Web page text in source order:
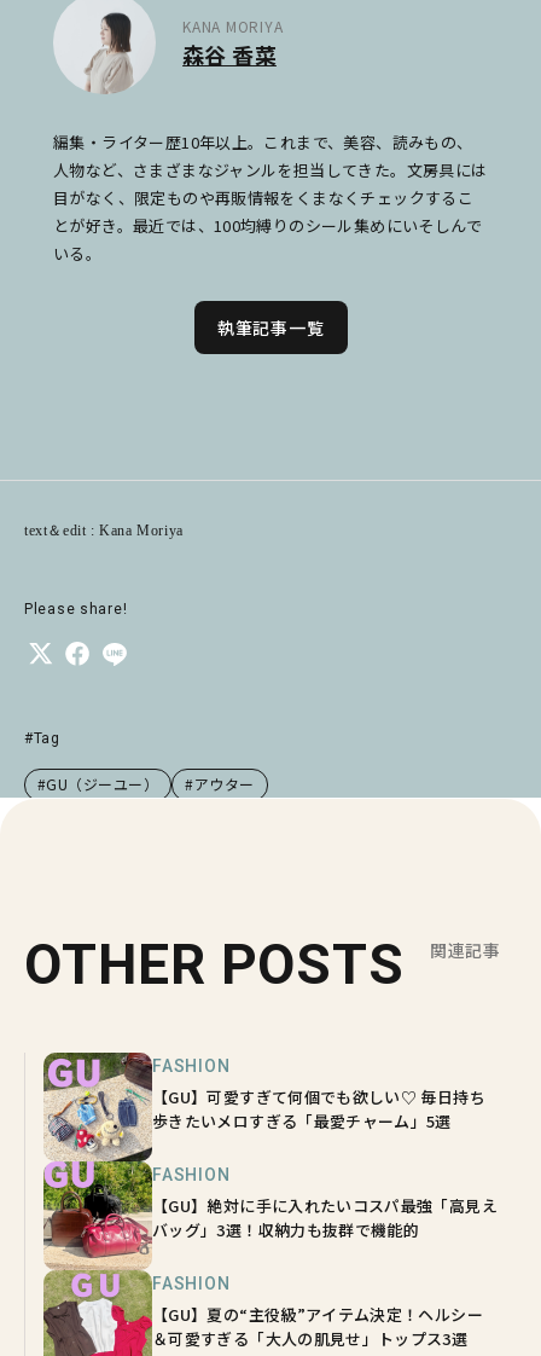
KANA MORIYA
森谷 香菜
編集・ライター歴10年以上。これまで、美容、読みもの、
人物など、さまざまなジャンルを担当してきた。文房具には
目がなく、限定ものや再販情報をくまなくチェックするこ
とが好き。最近では、100均縛りのシール集めにいそしんで
いる。
執筆記事一覧
text＆edit : Kana Moriya
Please share!
#Tag
#GU（ジーユー） #アウター
OTHER POSTS 関連記事
FASHION
【GU】可愛すぎて何個でも欲しい♡ 毎日持ち
歩きたいメロすぎる「最愛チャーム」5選
FASHION
【GU】絶対に手に入れたいコスパ最強「高見え
バッグ」3選！収納力も抜群で機能的
FASHION
【GU】夏の“主役級”アイテム決定！ヘルシー
＆可愛すぎる「大人の肌見せ」トップス3選